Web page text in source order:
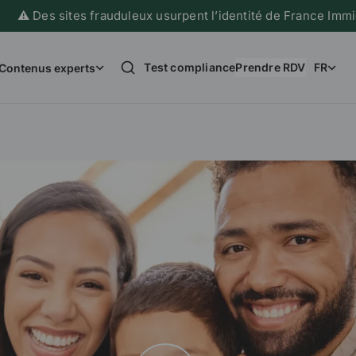
frauduleux usurpent l’identité de France Immigration et
experts Test compliancePrendre RDV FR